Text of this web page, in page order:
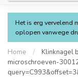
Het is erg vervelend
oplopen vanwege
Home /
Klinknagel
microschroeven-